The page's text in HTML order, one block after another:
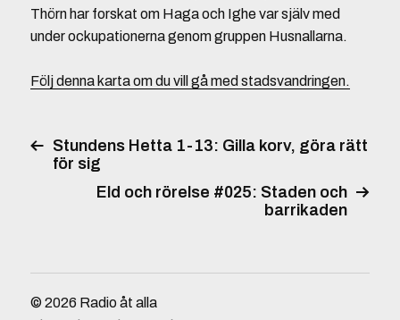
Thörn har forskat om Haga och Ighe var själv med
under ockupationerna genom gruppen Husnallarna.
Följ denna karta om du vill gå med stadsvandringen.
Stundens Hetta 1-13: Gilla korv, göra rätt
för sig
Eld och rörelse #025: Staden och
barrikaden
© 2026 Radio åt alla